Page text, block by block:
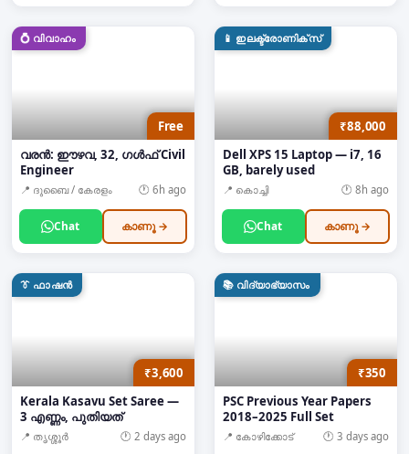
💍 വിവാഹം
Free
വരൻ: ഈഴവ, 32, ഗൾഫ് Civil
Engineer
📍 ദുബൈ / കേരളം 🕐 6h ago
Chat കാണൂ →
📱 ഇലക്ട്രോണിക്സ്
₹88,000
Dell XPS 15 Laptop — i7, 16
GB, barely used
📍 കൊച്ചി 🕐 8h ago
Chat കാണൂ →
👔 ഫാഷൻ
₹3,600
Kerala Kasavu Set Saree —
3 എണ്ണം, പുതിയത്
📍 തൃശ്ശൂർ 🕐 2 days ago
📚 വിദ്യാഭ്യാസം
₹350
PSC Previous Year Papers
2018–2025 Full Set
📍 കോഴിക്കോട് 🕐 3 days ago